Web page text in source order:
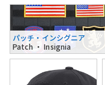
パッチ・インシグニア
Patch ・ Insignia